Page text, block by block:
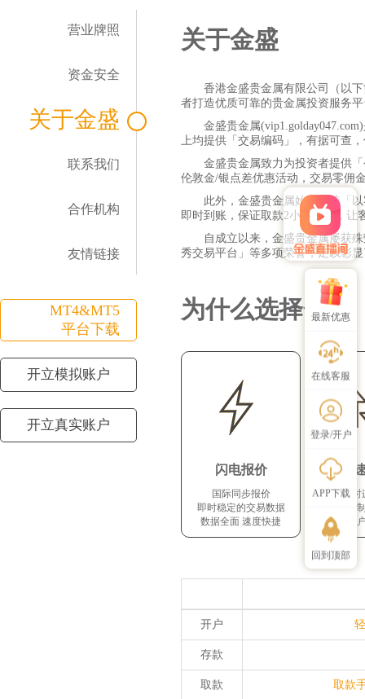
最新优惠
邀好友组队 赚百亿炒金补贴
在线客服
登录/开户
APP下载
回到顶部
营业牌照
资金安全
关于金盛
联系我们
合作机构
友情链接
MT4&MT5
平台下载
开立模拟账户
开立真实账户
关于金盛
香港金盛贵金属有限公司（以
者打造优质可靠的贵金属投资服务
金盛贵金属
上均提供「交易编码」，有据可查
金盛贵金属致力为投资者提供
伦敦金/银点差优惠活动，交易零佣
此外，金盛贵金属始终坚持「
即时到账，保证取款2小时到账，让
自成立以来，金盛贵金属屡获
秀交易平台」等多项荣誉，足以彰
为什么选择金盛
闪电报价
国际同步报价
即时稳定的交易数据
数据全面 速度快捷
快
24小时
交易机
保证客
开户
存款
取款 取款